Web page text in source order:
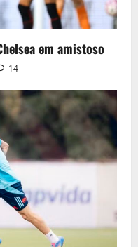
em amistoso
14